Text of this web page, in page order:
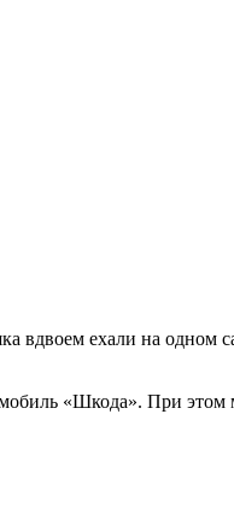
ехали на одном
«Шкода». При